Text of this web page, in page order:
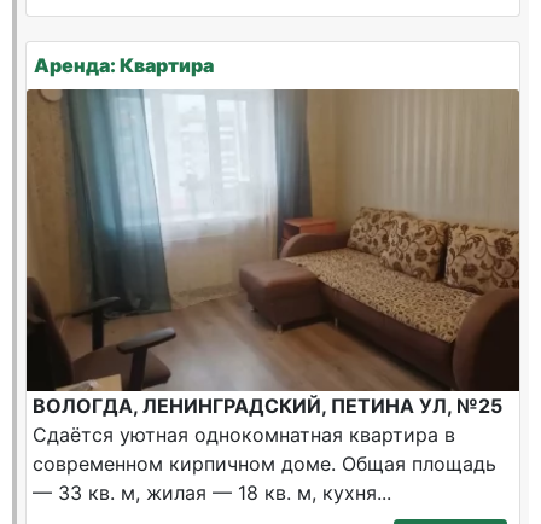
Аренда: Квартира
ВОЛОГДА, ЛЕНИНГРАДСКИЙ, ПЕТИНА УЛ, №25
Сдаётся уютная однокомнатная квартира в
современном кирпичном доме. Общая площадь
— 33 кв. м, жилая — 18 кв. м, кухня...